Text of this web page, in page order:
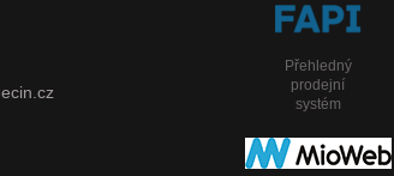
Přehledný
prodejní
systém